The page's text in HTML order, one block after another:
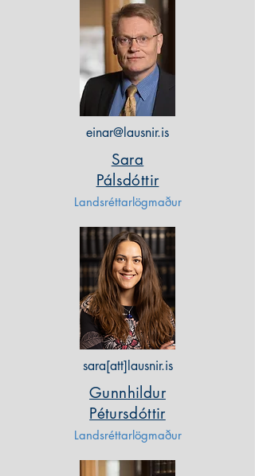
einar@lausnir.is
Sara
Pálsdóttir
Landsréttarlögmaður
sara[att]lausnir.is
Gunnhildur
Pétursdóttir
Landsréttarlögmaður